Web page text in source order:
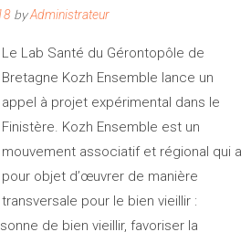
byAdministrateur
Le Lab Santé du Gérontopôle de
Bretagne Kozh Ensemble lance un
appel à projet expérimental dans le
Finistère. Kozh Ensemble est un
mouvement associatif et régional qui a
pour objet d’œuvrer de manière
transversale pour le bien vieillir :
de bien vieillir, favoriser la